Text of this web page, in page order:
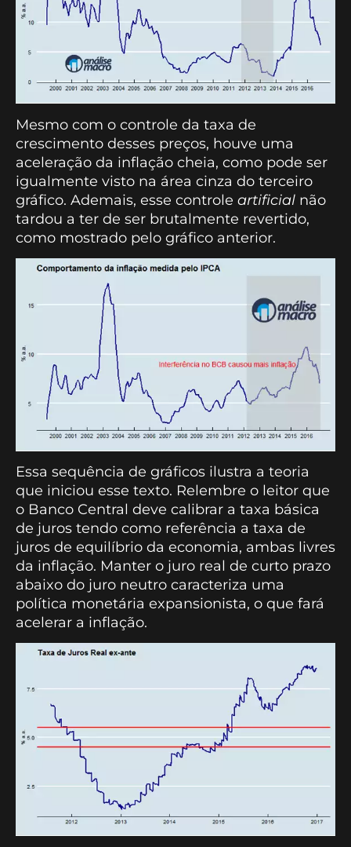
Mesmo com o controle da taxa de
crescimento desses preços, houve uma
aceleração da inflação cheia, como pode ser
igualmente visto na área cinza do terceiro
gráfico. Ademais, esse controle artificial não
tardou a ter de ser brutalmente revertido,
como mostrado pelo gráfico anterior.
Essa sequência de gráficos ilustra a teoria
que iniciou esse texto. Relembre o leitor que
o Banco Central deve calibrar a taxa básica
de juros tendo como referência a taxa de
juros de equilíbrio da economia, ambas livres
da inflação. Manter o juro real de curto prazo
abaixo do juro neutro caracteriza uma
política monetária expansionista, o que fará
acelerar a inflação.